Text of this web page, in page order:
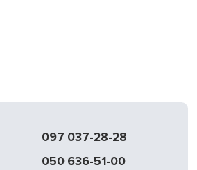
097 037-28-28
050 636-51-00